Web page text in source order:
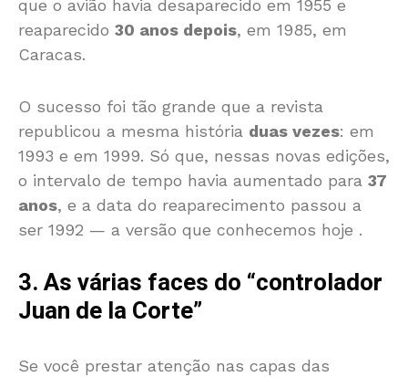
que o avião havia desaparecido em 1955 e
reaparecido 30 anos depois, em 1985, em
Caracas.
O sucesso foi tão grande que a revista
republicou a mesma história duas vezes: em
1993 e em 1999. Só que, nessas novas edições,
o intervalo de tempo havia aumentado para 37
anos, e a data do reaparecimento passou a
ser 1992 — a versão que conhecemos hoje .
3. As várias faces do “controlador
Juan de la Corte”
Se você prestar atenção nas capas das